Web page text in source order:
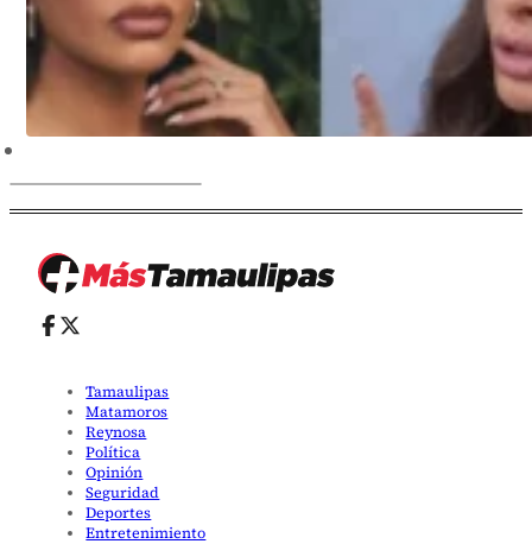
Tamaulipas
Matamoros
Reynosa
Política
Opinión
Seguridad
Deportes
Entretenimiento